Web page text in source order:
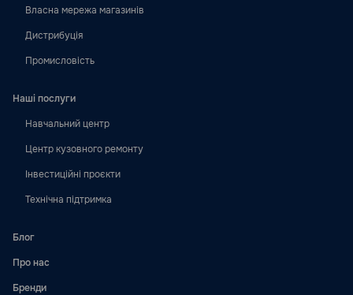
Власна мережа магазинів
Дистрибуція
Промисловість
Наші послуги
Навчальний центр
Центр кузовного ремонту
Інвестиційні проєкти
Технічна підтримка
Блог
Про нас
Бренди